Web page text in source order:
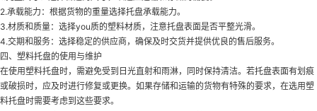
2.承载能力：根据货物的重量选择托盘承载能力。
3.材质和质量：选择you质的塑料材质，注意托盘表面是否平整光滑。
4.交期和服务：选择稳定的供应商，确保及时交货并提供优良的售后服务。
四、塑料托盘的使用与维护
在使用塑料托盘时，需避免受到日光直射和雨淋，同时保持清洁。若托盘表面有划痕
或破损时，应及时进行修复或更换。如果存储和运输的货物有特殊的要求，在选用塑
料托盘时需要考虑到这些要求。